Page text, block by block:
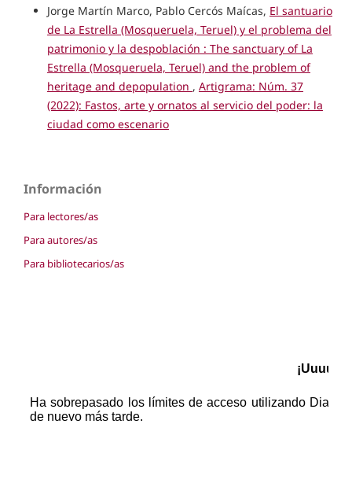
Jorge Martín Marco, Pablo Cercós Maícas, El santuario
de La Estrella (Mosqueruela, Teruel) y el problema del
patrimonio y la despoblación : The sanctuary of La
Estrella (Mosqueruela, Teruel) and the problem of
heritage and depopulation , Artigrama: Núm. 37
(2022): Fastos, arte y ornatos al servicio del poder: la
ciudad como escenario
Información
Para lectores/as
Para autores/as
Para bibliotecarios/as